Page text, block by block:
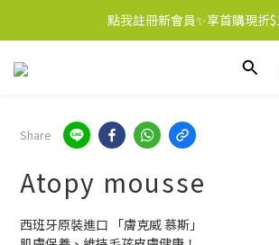
點我註冊新會員✨享首購現折
Share
Atopy mousse
西班牙原裝進口 「膚克威 慕斯」